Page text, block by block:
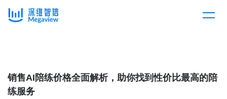
产品总览
解决方案
销售AI陪练价格全面解析，助你找到性价比最高的陪
练服务